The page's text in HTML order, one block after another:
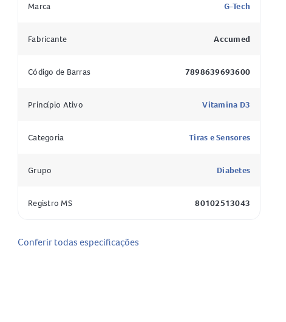
Marca G-Tech
Fabricante Accumed
Código de Barras 7898639693600
Princípio Ativo Vitamina D3
Categoria Tiras e Sensores
Grupo Diabetes
Registro MS 80102513043
Conferir todas especificações